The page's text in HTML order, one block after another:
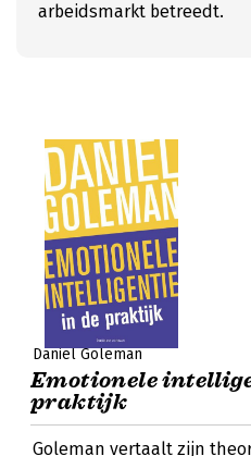
arbeidsmarkt betreedt.
Daniel Goleman
Emotionele
praktijk
Goleman vertaalt zijn